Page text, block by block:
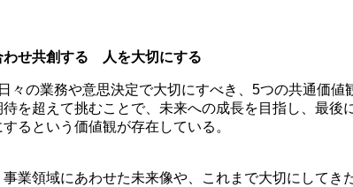
せ共創する 人を大切にする
々の業務や意思決定で大切にすべき、5つの共通価
を超えて挑むことで、未来への成長を目指し、最
るという価値観が存在している。
業領域にあわせた未来像や、これまで大切にして